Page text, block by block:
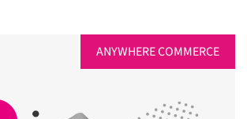
ANYWHERE COMMERCE